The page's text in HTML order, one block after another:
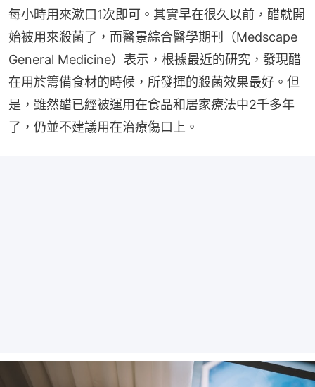
每小時用來漱口1次即可。其實早在很久以前，醋就開
始被用來殺菌了，而醫景綜合醫學期刊（Medscape
General Medicine）表示，根據最近的研究，發現醋
在用於籌備食材的時候，所發揮的殺菌效果最好。但
是，雖然醋已經被運用在食品和居家療法中2千多年
了，仍並不建議用在治療傷口上。